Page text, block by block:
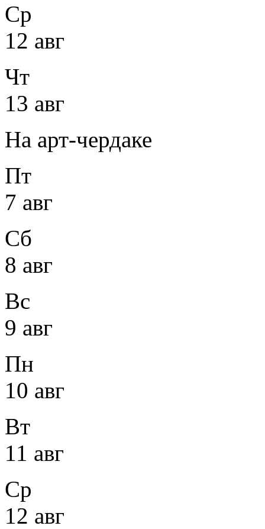
Ср
12 авг
Чт
13 авг
На арт-чердаке
Пт
7 авг
Сб
8 авг
Вс
9 авг
Пн
10 авг
Вт
11 авг
Ср
12 авг